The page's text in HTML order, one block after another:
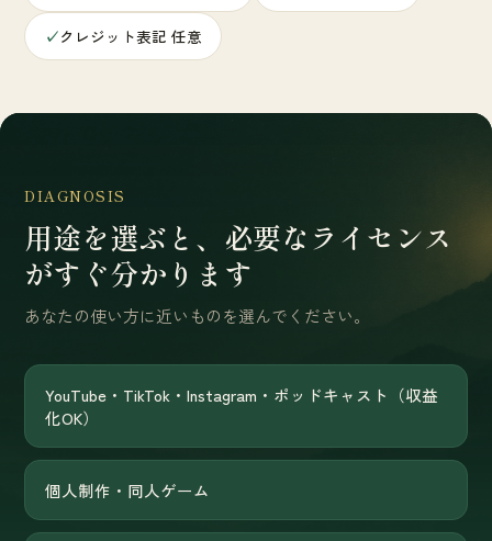
✓クレジット表記 任意
DIAGNOSIS
用途を選ぶと、必要なライセンス
がすぐ分かります
あなたの使い方に近いものを選んでください。
YouTube・TikTok・Instagram・ポッドキャスト（収益
化OK）
個人制作・同人ゲーム